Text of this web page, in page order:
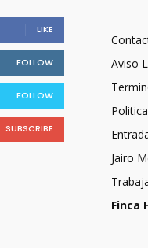
LIKE
FOLLOW
FOLLOW
SUBSCRIBE
Aviso
Jairo
Finca